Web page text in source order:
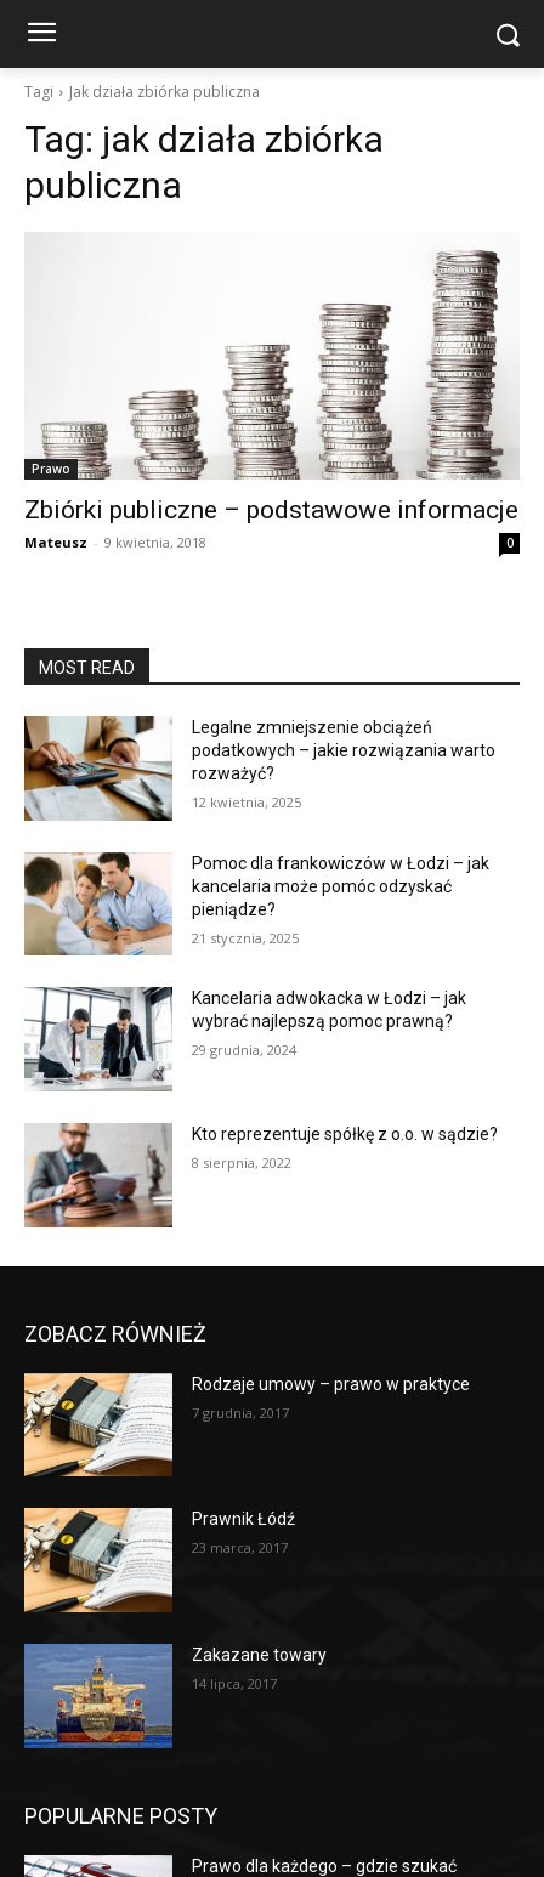
Tagi Jak działa zbiórka publiczna
Tag: jak działa zbiórka
publiczna
Prawo
Zbiórki publiczne – podstawowe informacje
Mateusz - 9 kwietnia, 2018 0
MOST READ
Legalne zmniejszenie obciążeń
podatkowych – jakie rozwiązania warto
rozważyć?
12 kwietnia, 2025
Pomoc dla frankowiczów w Łodzi – jak
kancelaria może pomóc odzyskać
pieniądze?
21 stycznia, 2025
Kancelaria adwokacka w Łodzi – jak
wybrać najlepszą pomoc prawną?
29 grudnia, 2024
Kto reprezentuje spółkę z o.o. w sądzie?
8 sierpnia, 2022
ZOBACZ RÓWNIEŻ
Rodzaje umowy – prawo w praktyce
7 grudnia, 2017
Prawnik Łódź
23 marca, 2017
Zakazane towary
14 lipca, 2017
POPULARNE POSTY
Prawo dla każdego – gdzie szukać